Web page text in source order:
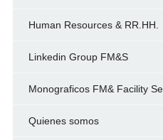
Human Resources & RR.HH.
Linkedin Group FM&S
Monograficos FM& Facility
Quienes somos